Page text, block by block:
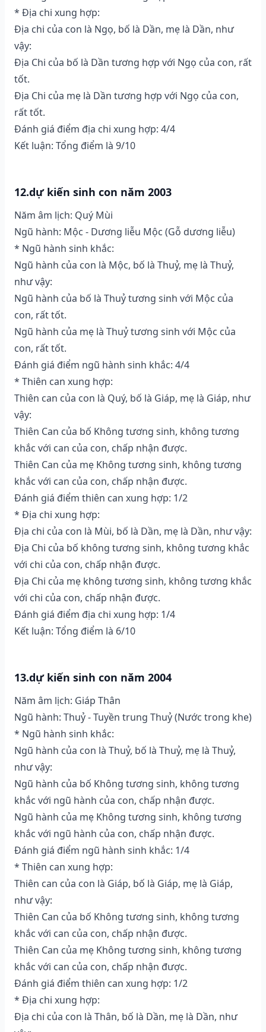
* Địa chi xung hợp:
Địa chi của con là Ngọ, bố là Dần, mẹ là Dần, như
vậy:
Địa Chi của bố là Dần tương hợp với Ngọ của con, rất
tốt.
Địa Chi của mẹ là Dần tương hợp với Ngọ của con,
rất tốt.
Đánh giá điểm địa chi xung hợp: 4/4
Kết luận: Tổng điểm là 9/10
12.dự kiến sinh con năm 2003
Năm âm lịch: Quý Mùi
Ngũ hành: Mộc - Dương liễu Mộc (Gỗ dương liễu)
* Ngũ hành sinh khắc:
Ngũ hành của con là Mộc, bố là Thuỷ, mẹ là Thuỷ,
như vậy:
Ngũ hành của bố là Thuỷ tương sinh với Mộc của
con, rất tốt.
Ngũ hành của mẹ là Thuỷ tương sinh với Mộc của
con, rất tốt.
Đánh giá điểm ngũ hành sinh khắc: 4/4
* Thiên can xung hợp:
Thiên can của con là Quý, bố là Giáp, mẹ là Giáp, như
vậy:
Thiên Can của bố Không tương sinh, không tương
khắc với can của con, chấp nhận được.
Thiên Can của mẹ Không tương sinh, không tương
khắc với can của con, chấp nhận được.
Đánh giá điểm thiên can xung hợp: 1/2
* Địa chi xung hợp:
Địa chi của con là Mùi, bố là Dần, mẹ là Dần, như vậy:
Địa Chi của bố không tương sinh, không tương khắc
với chi của con, chấp nhận được.
Địa Chi của mẹ không tương sinh, không tương khắc
với chi của con, chấp nhận được.
Đánh giá điểm địa chi xung hợp: 1/4
Kết luận: Tổng điểm là 6/10
13.dự kiến sinh con năm 2004
Năm âm lịch: Giáp Thân
Ngũ hành: Thuỷ - Tuyền trung Thuỷ (Nước trong khe)
* Ngũ hành sinh khắc:
Ngũ hành của con là Thuỷ, bố là Thuỷ, mẹ là Thuỷ,
như vậy:
Ngũ hành của bố Không tương sinh, không tương
khắc với ngũ hành của con, chấp nhận được.
Ngũ hành của mẹ Không tương sinh, không tương
khắc với ngũ hành của con, chấp nhận được.
Đánh giá điểm ngũ hành sinh khắc: 1/4
* Thiên can xung hợp:
Thiên can của con là Giáp, bố là Giáp, mẹ là Giáp,
như vậy:
Thiên Can của bố Không tương sinh, không tương
khắc với can của con, chấp nhận được.
Thiên Can của mẹ Không tương sinh, không tương
khắc với can của con, chấp nhận được.
Đánh giá điểm thiên can xung hợp: 1/2
* Địa chi xung hợp:
Địa chi của con là Thân, bố là Dần, mẹ là Dần, như